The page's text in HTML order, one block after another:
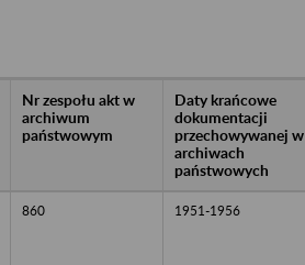
Nr zespołu akt w
archiwum
państwowym
Daty krańcowe
dokumentacji
przechowywanej w
archiwach
państwowych
860 1951-1956